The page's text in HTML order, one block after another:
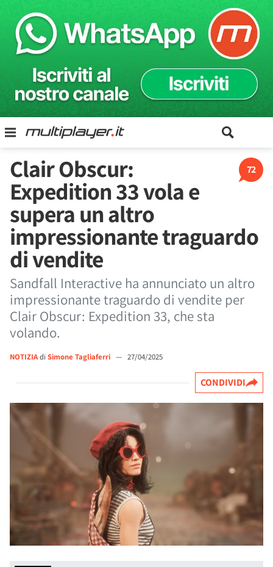
72
Clair Obscur:
Expedition 33 vola e
supera un altro
impressionante traguardo
di vendite
Sandfall Interactive ha annunciato un altro
impressionante traguardo di vendite per
Clair Obscur: Expedition 33, che sta
volando.
NOTIZIAdi Simone Tagliaferri — 27/04/2025
CONDIVIDI